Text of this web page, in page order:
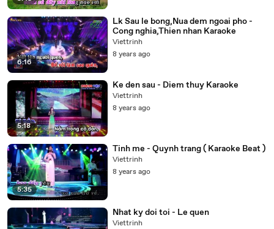
6:16
Lk Sau le bong,Nua dem ngoai pho -
Cong nghia,Thien nhan Karaoke
Viettrinh
8 years ago
5:18
Ke den sau - Diem thuy Karaoke
Viettrinh
8 years ago
5:35
Tinh me - Quynh trang ( Karaoke Beat )
Viettrinh
8 years ago
Nhat ky doi toi - Le quen
Viettrinh